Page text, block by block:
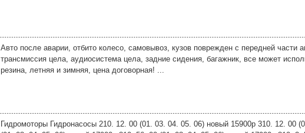
Авто после аварии, отбито колесо, самовывоз, кузов поврежден с передней части
трансмиссия цела, аудиосистема цела, задние сидения, багажник, все может
резина, летняя и зимняя, цена договорная! ...
Гидромоторы Гидронасосы 210. 12. 00 (01. 03. 04. 05. 06) новый 15900р 310. 12. 00